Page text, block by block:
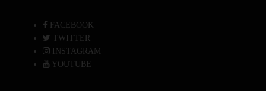
FACEBOOK
TWITTER
INSTAGRAM
YOUTUBE